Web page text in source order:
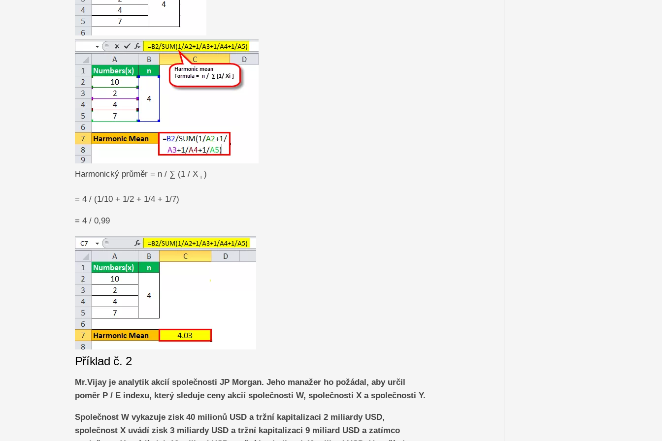
Harmonický průměr = n / ∑ (1 / X i)
= 4 / (1/10 + 1/2 + 1/4 + 1/7)
= 4 / 0,99
Příklad č. 2
Mr.Vijay je analytik akcií společnosti JP Morgan. Jeho manažer ho požádal, aby určil
poměr P / E indexu, který sleduje ceny akcií společnosti W, společnosti X a společnosti Y.
Společnost W vykazuje zisk 40 milionů USD a tržní kapitalizaci 2 miliardy USD,
společnost X uvádí zisk 3 miliardy USD a tržní kapitalizaci 9 miliard USD a zatímco